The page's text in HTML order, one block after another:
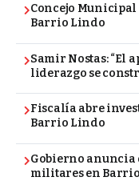
Concejo
Barrio Lindo
Samir Nostas: “El
liderazgo se
Fiscalía abre
Barrio Lindo
Gobierno anuncia
militares en